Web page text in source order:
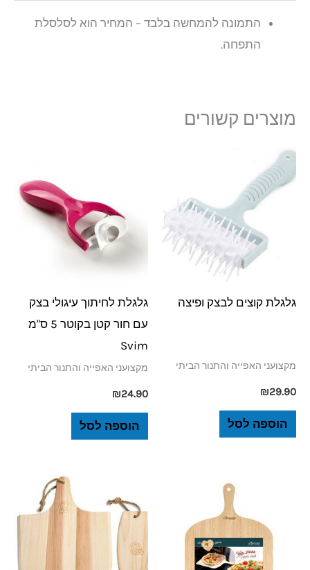
התמונה להמחשה בלבד – המחיר הוא לסלסלת
התפחה.
מוצרים קשורים
גלגלת קוצים לבצק ופיצה
מקצועני האפייה והתנור הביתי
₪29.90
הוספה לסל
גלגלת לחיתוך עיגולי בצק
עם חור קטן בקוטר 5 ס"מ
Svim
מקצועני האפייה והתנור הביתי
₪24.90
הוספה לסל